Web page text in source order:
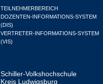
TEILNEHMERBEREICH
DOZENTEN-INFORMATIONS-SYSTEM
(DIS)
VERTRETER-INFORMATIONS-SYSTEM
(VIS)
Schiller-Volkshochschule
Kreis Ludwigsburg